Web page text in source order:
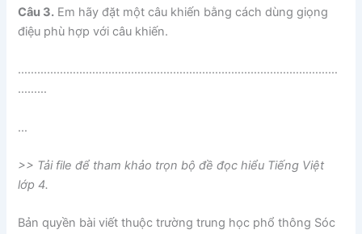
Câu 3. Em hãy đặt một câu khiến bằng cách dùng giọng
điệu phù hợp với câu khiến.
………………………………………………………………………………………
………
…
>> Tải file để tham khảo trọn bộ đề đọc hiểu Tiếng Việt
lớp 4.
Bản quyền bài viết thuộc trường trung học phổ thông Sóc